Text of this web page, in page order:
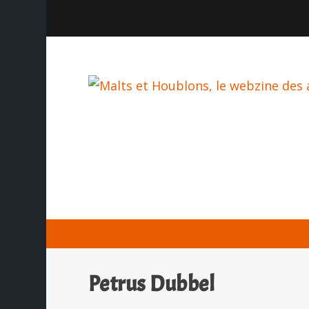
Petrus Dubbel